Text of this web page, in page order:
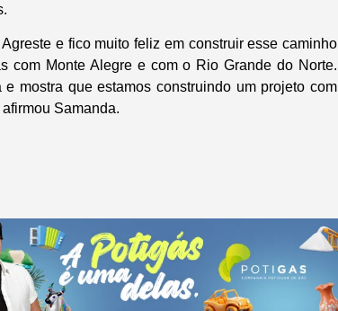
e fico muito feliz em construir esse caminho
com Monte Alegre e com o Rio Grande do Norte.
mostra que estamos construindo um projeto com
Samanda.